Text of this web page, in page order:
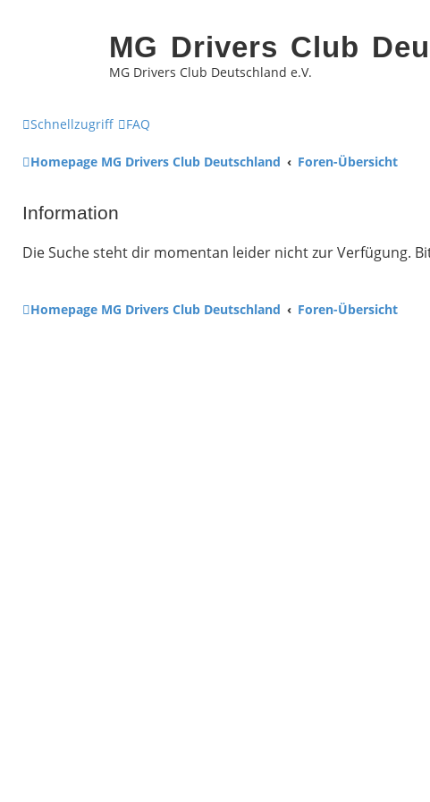
MG Drivers Club
MG Drivers Club Deutschland e.V.
Schnellzugriff FAQ
Homepage MG Drivers Club Deutschland Foren-Übersicht
Information
Die Suche steht dir momentan leider nicht zur Verfügung.
Homepage MG Drivers Club Deutschland Foren-Übersicht